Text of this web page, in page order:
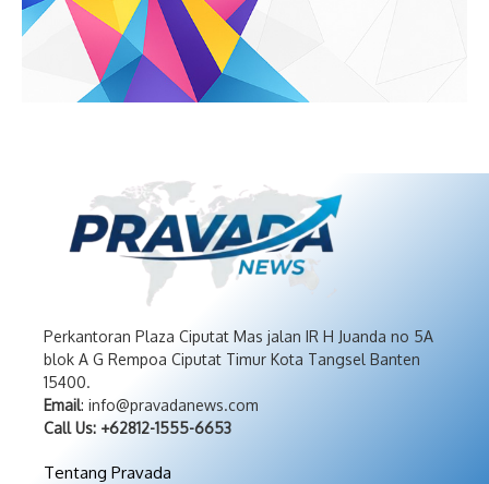
Perkantoran Plaza Ciputat Mas jalan IR H Juanda no 5A
blok A G Rempoa Ciputat Timur Kota Tangsel Banten
15400.
Email: info@pravadanews.com
Call Us: +62812-1555-6653
Tentang Pravada